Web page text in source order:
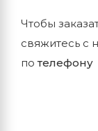
Чтобы
свяжитесь с
потелефону